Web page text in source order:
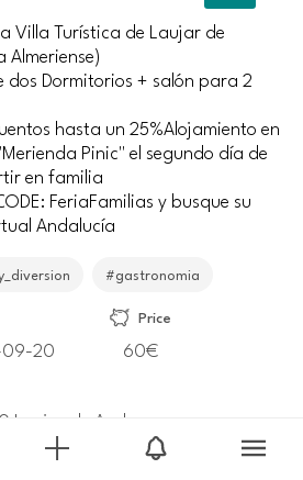
Villa Turística de Laujar de
dos Dormitorios + salón para 2
hasta un 25%Alojamiento en
Pinic" el segundo día de
en familia
FeriaFamilias y busque su
Andalucía
#gastronomia
20
Price
60€
Laujar de Andarax,